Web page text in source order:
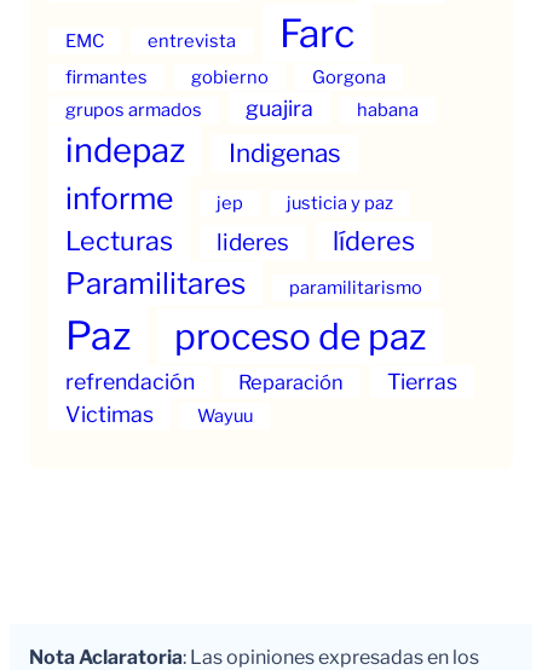
EMC entrevista Farc
firmantes gobierno
Gorgona
grupos armados
guajira habana
indepaz Indigenas
informe jep justicia y paz
Lecturas lideres líderes
Paramilitares paramilitarismo
Paz proceso de paz
refrendación Reparación
Tierras
Victimas
Wayuu
Nota Aclaratoria: Las opiniones expresadas en los